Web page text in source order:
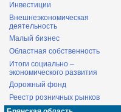
Инвестиции
Внешнеэкономическая
деятельность
Малый бизнес
Областная собственность
Итоги социально –
экономического развития
Дорожный фонд
Реестр розничных рынков